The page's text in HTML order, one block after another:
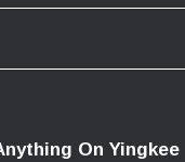
On Yingkee